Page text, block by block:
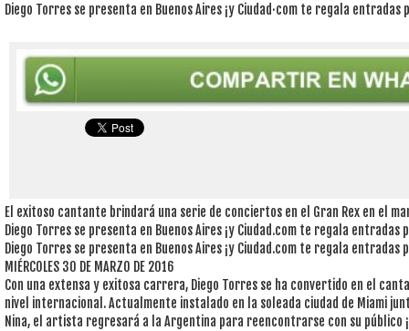
Diego Torres se presenta en Buenos Aires ¡y Ciudad·com te regala entradas
El exitoso cantante brindará una serie de conciertos en el Gran Rex en el
Diego Torres se presenta en Buenos Aires ¡y Ciudad.com te regala entradas
Diego Torres se presenta en Buenos Aires ¡y Ciudad.com te regala entradas
MIÉRCOLES 30 DE MARZO DE 2016
Con una extensa y exitosa carrera, Diego Torres se ha convertido en el
nivel internacional. Actualmente instalado en la soleada ciudad de Miami
Nina, el artista regresará a la Argentina para reencontrarse con su público